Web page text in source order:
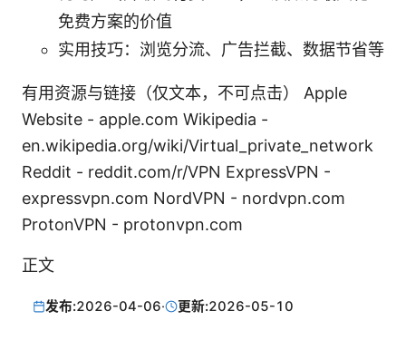
免费方案的价值
实用技巧：浏览分流、广告拦截、数据节省等
有用资源与链接（仅文本，不可点击） Apple
Website - apple.com Wikipedia -
en.wikipedia.org/wiki/Virtual_private_network
Reddit - reddit.com/r/VPN ExpressVPN -
expressvpn.com NordVPN - nordvpn.com
ProtonVPN - protonvpn.com
正文
发布:2026-04-06· 更新:2026-05-10